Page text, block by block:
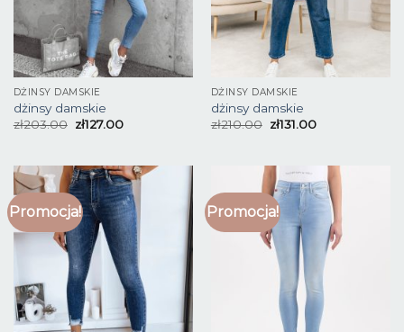
DŻINSY DAMSKIE
dżinsy damskie
zł203.00 zł127.00
DŻINSY DAMSKIE
dżinsy damskie
zł210.00 zł131.00
Promocja! Promocja!